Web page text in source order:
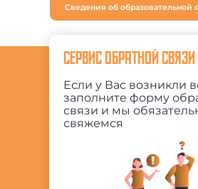
Сведения об образовательной
СЕРВИС ОБРАТНОЙ СВЯЗИ
Если у Вас возникли
заполните форму
связи и мы
свяжемся